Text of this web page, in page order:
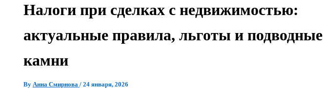
Налоги при сделках с недвижимостью:
актуальные правила, льготы и подводные
камни
By Анна Смирнова / 24 января, 2026